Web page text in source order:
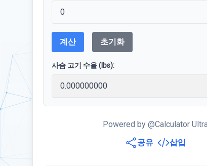
계산 초기화
사슴 고기 수율 (lbs):
Powered by @Calculator
공유
삽입